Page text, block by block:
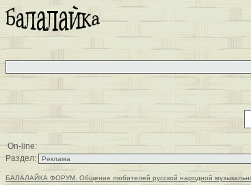
On-line:
Раздел:
БАЛАЛАЙКА ФОРУМ. Общение любителей русской народной